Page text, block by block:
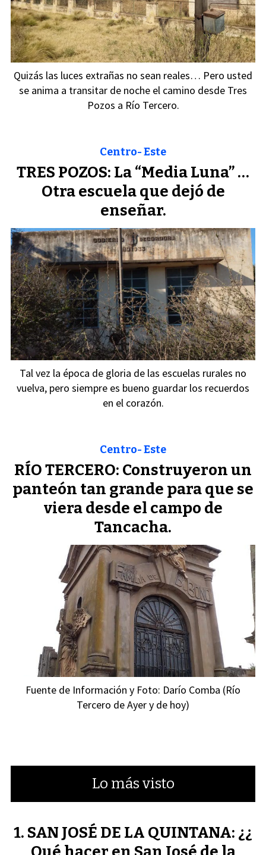
Quizás las luces extrañas no sean reales… Pero usted
se anima a transitar de noche el camino desde Tres
Pozos a Río Tercero.
TRES POZOS: La “Media Luna” …
Otra escuela que dejó de
enseñar.
Centro- Este
Tal vez la época de gloria de las escuelas rurales no
vuelva, pero siempre es bueno guardar los recuerdos
en el corazón.
RÍO TERCERO: Construyeron un
panteón tan grande para que se
viera desde el campo de
Tancacha.
Centro- Este
Fuente de Información y Foto: Darío Comba (Río
Tercero de Ayer y de hoy)
Lo más visto
SAN JOSÉ DE LA QUINTANA: ¿¿